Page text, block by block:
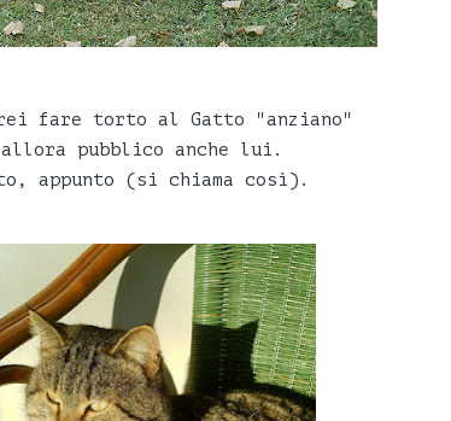
fare torto al Gatto "anziano"
pubblico anche lui.
appunto (si chiama così).